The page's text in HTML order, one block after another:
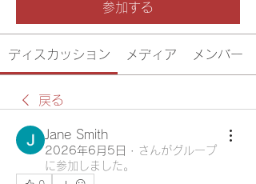
参加する
ディスカッション メディア メンバー
戻る
Jane Smith
2026年6月5日 · さんがグループ
に参加しました。